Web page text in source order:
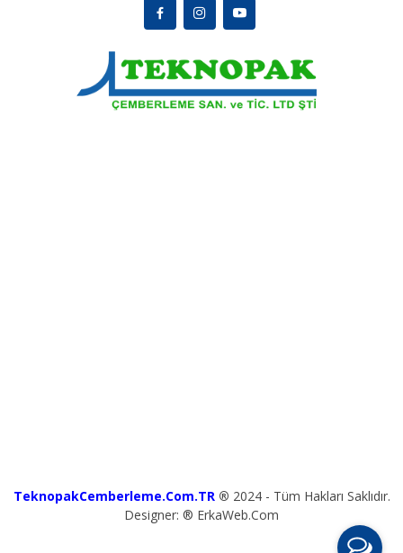
TeknopakCemberleme.Com.TR ® 2024 - Tüm Hakları Saklıdır.
Designer: ® ErkaWeb.Com